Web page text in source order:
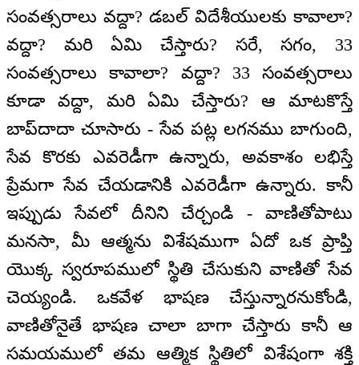
సంవత్సరాలు వద్దా? డబల్ విదేశీయులకు కావాలా?
వద్దా? మరి ఏమి చేస్తారు? సరే, సగం, 33
సంవత్సరాలు కావాలా? వద్దా? 33 సంవత్సరాలు
కూడా వద్దా, మరి ఏమి చేస్తారు? ఆ మాటకొస్తే
బాప్‌దాదా చూసారు - సేవ పట్ల లగనము బాగుంది,
సేవ కొరకు ఎవరెడీగా ఉన్నారు, అవకాశం లభిస్తే
ప్రేమగా సేవ చేయడానికి ఎవరెడీగా ఉన్నారు. కానీ
ఇప్పుడు సేవలో దీనిని చేర్చండి - వాణితోపాటు
మనసా, మీ ఆత్మను విశేషముగా ఏదో ఒక ప్రాప్తి
యొక్క స్వరూపములో స్థితి చేసుకుని వాణితో సేవ
చెయ్యండి. ఒకవేళ భాషణ చేస్తున్నారనుకోండి,
వాణితోనైతే భాషణ చాలా బాగా చేస్తారు కానీ ఆ
సమయములో తమ ఆత్మిక స్థితిలో విశేషంగా శక్తి